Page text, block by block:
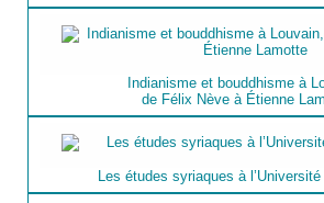
Indianisme et bouddhisme à
de Félix Nève à Étienne
Les études syriaques à